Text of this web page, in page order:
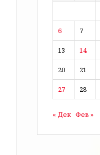
6 7
13 14
20 21
27 28
« Дек Фев »